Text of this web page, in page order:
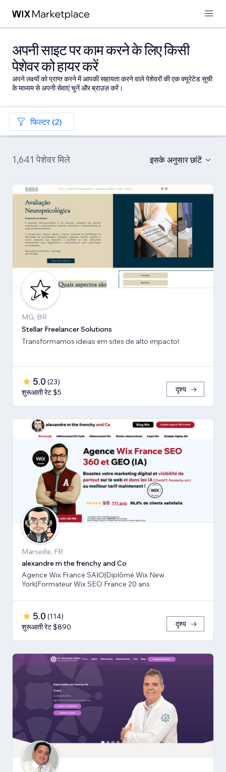
अपनी साइट पर काम करने के लिए किसी
पेशेवर को हायर करें
अपने लक्ष्यों को प्राप्त करने में आपकी सहायता करने वाले पेशेवरों की एक क्यूरेटेड सूची
के माध्यम से अपनी सेवाएं चुनें और ब्राउज़ करें।
फिल्टर (2)
1,641 पेशेवर मिले इसके अनुसार छांटें
MG, BR
Stellar Freelancer Solutions
Transformamos ideias em sites de alto impacto!
5.0 (23)
शुरूआती रेट $5
दृश्य
Marseille, FR
alexandre m the frenchy and Co
Agence Wix France SAIO|Diplômé Wix New
York|Formateur Wix SEO France 20 ans
5.0 (114)
शुरूआती रेट $890
दृश्य